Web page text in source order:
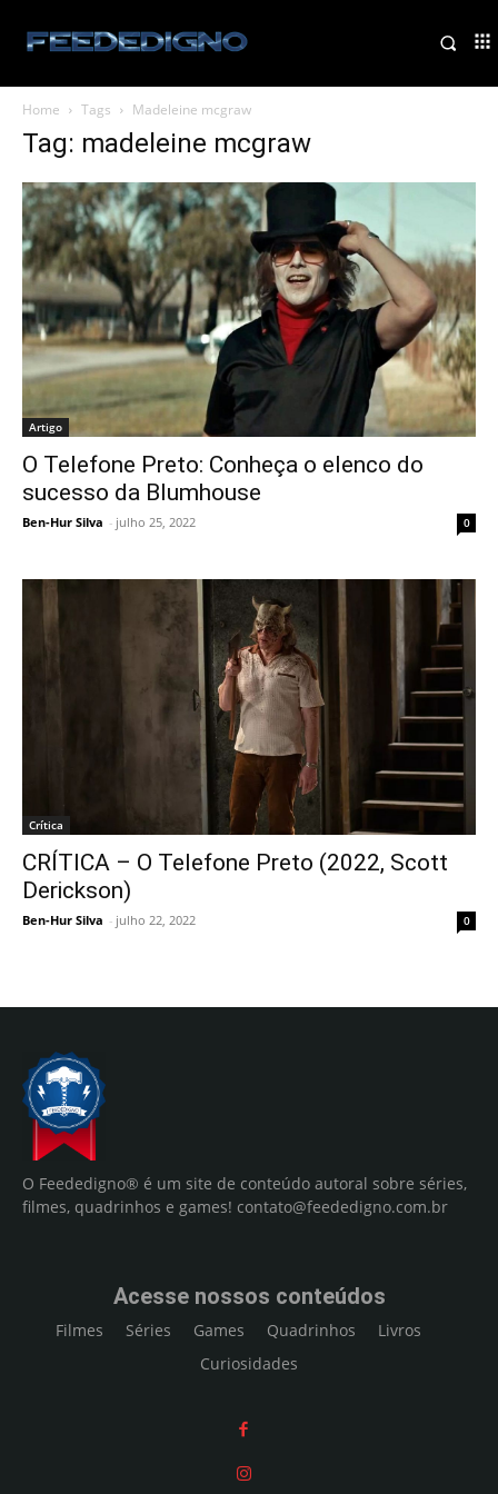
Home Tags Madeleine mcgraw
Tag: madeleine mcgraw
Artigo
O Telefone Preto: Conheça o elenco do
sucesso da Blumhouse
Ben-Hur Silva - julho 25, 2022 0
Crítica
CRÍTICA – O Telefone Preto (2022, Scott
Derickson)
Ben-Hur Silva - julho 22, 2022 0
O Feededigno® é um site de conteúdo autoral sobre séries,
filmes, quadrinhos e games! contato@feededigno.com.br
Acesse nossos conteúdos
Filmes Séries Games Quadrinhos
Livros
Curiosidades